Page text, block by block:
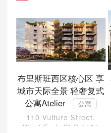
布里斯班西区核心区 享
城市天际全景 轻奢复式
公寓Atelier
公寓
110 Vulture Street,
West End, QLD 4101